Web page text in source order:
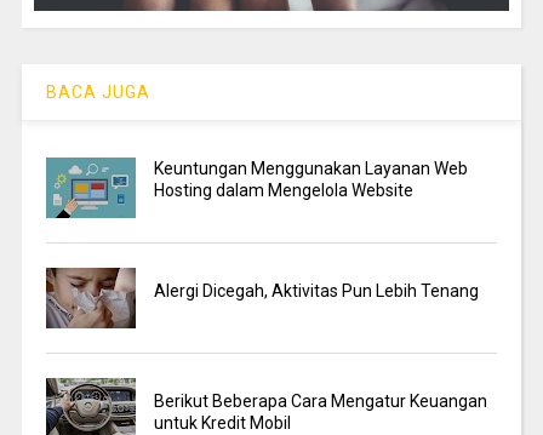
BACA JUGA
Keuntungan Menggunakan Layanan Web
Hosting dalam Mengelola Website
Alergi Dicegah, Aktivitas Pun Lebih Tenang
Berikut Beberapa Cara Mengatur Keuangan
untuk Kredit Mobil